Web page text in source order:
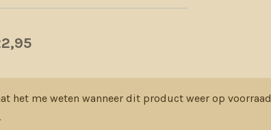
het me weten wanneer dit product weer op voorraad